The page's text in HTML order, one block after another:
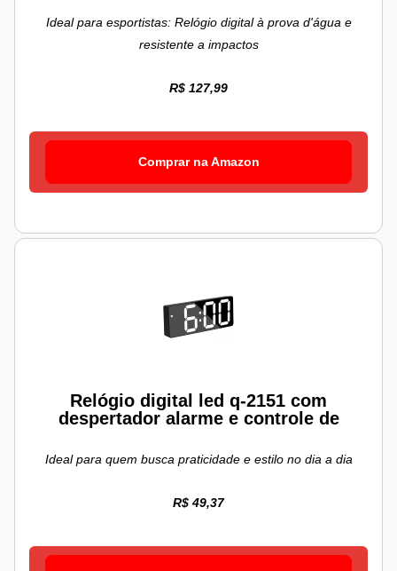
Ideal para esportistas: Relógio digital à prova d'água e
resistente a impactos
R$ 127,99
Comprar na Amazon
Relógio digital led q-2151 com
despertador alarme e controle de
Ideal para quem busca praticidade e estilo no dia a dia
R$ 49,37